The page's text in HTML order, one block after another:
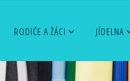
RODIČE A ŽÁCI JÍDELNA